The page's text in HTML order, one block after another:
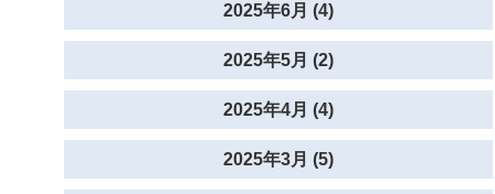
2025年6月 (4)
2025年5月 (2)
2025年4月 (4)
2025年3月 (5)